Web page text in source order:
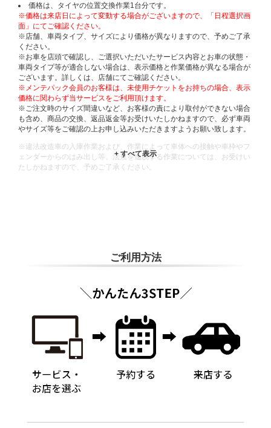
価格は、タイヤの位置交換作業1台分です。
※価格は来店日によって変動する場合がございますので、「日程選択画
面」にてご確認ください。
※店舗、車両タイプ、サイズにより価格が異なりますので、予めご了承
ください。
※お車を店頭で確認し、ご選択いただいたサービス内容とお車の状態・
車両タイプ等が適合しない場合は、表示価格と作業価格が異なる場合が
ございます。詳しくは、店舗にてご確認ください。
※メンテパック会員のお客様は、未使用チケットをお持ちの場合、表示
価格に関わらず当サービスをご利用頂けます。
※ご注文時のサイズ間違いなど、お客様の責により取付ができない場合
も含め、商品の交換、返品返金等お受けいたしかねますので、必ず車両
やサイズ等をご確認の上お申し込みいただきますようお願い致します。
※違法改造車の入庫作業および、作業によって車体への接触や車枠やフ
ェンダーからのはみ出し等、法規を逸脱する作業については、お受けい
たしかねますので、予めご了承ください。
ご利用方法